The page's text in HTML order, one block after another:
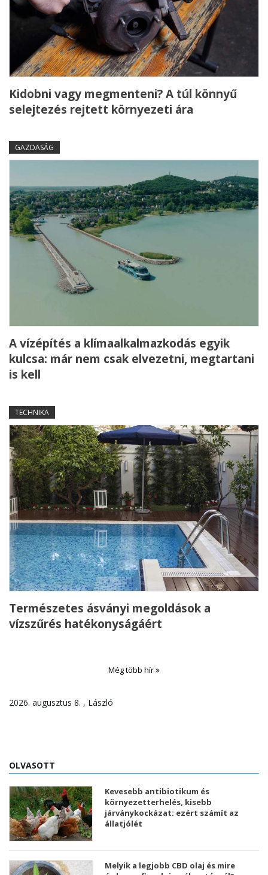
Kidobni vagy megmenteni? A túl könnyű
selejtezés rejtett környezeti ára
GAZDASÁG
A vízépítés a klímaalkalmazkodás egyik
kulcsa: már nem csak elvezetni, megtartani
is kell
TECHNIKA
Természetes ásványi megoldások a
vízszűrés hatékonyságáért
Még több hír
2026. augusztus 8. , László
OLVASOTT
Kevesebb antibiotikum és
környezetterhelés, kisebb
járványkockázat: ezért számít az
állatjólét
Melyik a legjobb CBD olaj és mire